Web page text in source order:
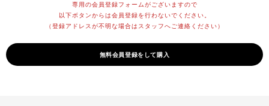
専用の会員登録フォームがございますので
以下ボタンからは会員登録を行わないでください。
（登録アドレスが不明な場合はスタッフへご連絡ください）
無料会員登録をして購入